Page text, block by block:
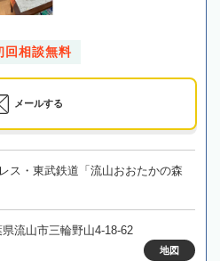
回相談無料
メールする
ス・東武鉄道「流山おおたかの森
流山市三輪野山4-18-62
地図